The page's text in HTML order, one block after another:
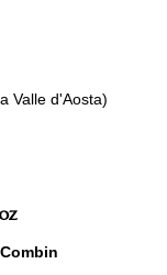
Valle d'Aosta)